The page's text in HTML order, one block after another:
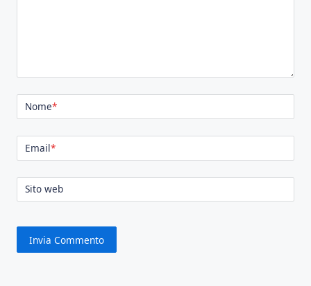
Nome*
Email*
Sito web